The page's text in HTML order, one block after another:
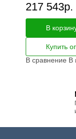
217 543р.
В
Купить
В сравнение В